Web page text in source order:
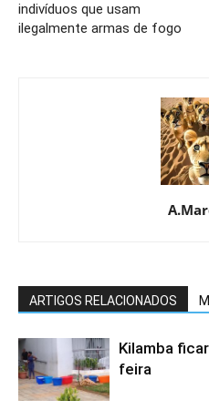
indivíduos que usam
ilegalmente armas de fogo
ARTIGOS RELACIONADOS
Kilamba
feira